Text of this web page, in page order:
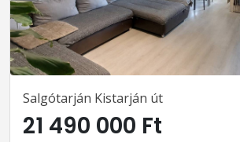
Salgótarján Kistarján út
21 490 000 Ft